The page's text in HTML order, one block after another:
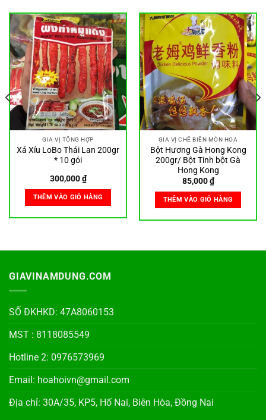
GIA VỊ TỔNG HỢP
Xá Xíu LoBo Thái Lan 200gr
* 10 gói
300,000₫
THÊM VÀO GIỎ HÀNG
GIA VỊ CHẾ BIẾN MÓN HOA
Bột Hương Gà Hong Kong
200gr/ Bột Tinh bột Gà
Hong Kong
85,000₫
THÊM VÀO GIỎ HÀNG
GIAVINAMDUNG.COM
SỐ ĐKHKD: 47A8060153
MST : 8118085549
Hotline 2: 0976573969
Email: hoahoivn@gmail.com
Địa chỉ: 30A/35, KP5, Hố Nai, Biên Hòa, Đồng Nai